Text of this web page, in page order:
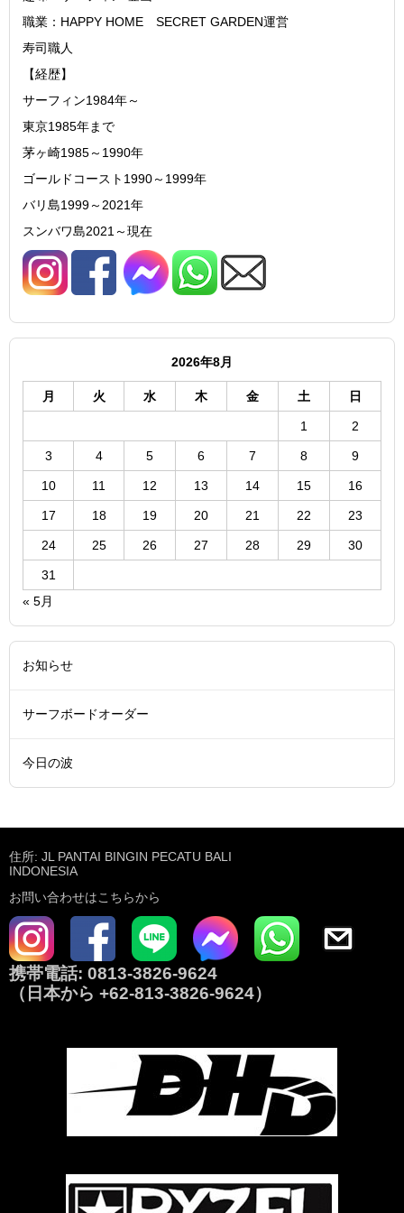
職業：HAPPY HOME SECRET GARDEN運営
寿司職人
【経歴】
サーフィン1984年～
東京1985年まで
茅ヶ崎1985～1990年
ゴールドコースト1990～1999年
バリ島1999～2021年
スンバワ島2021～現在
2026年8月
月 火 水 木 金 土 日
1 2
3 4 5 6 7 8 9
10 11 12 13 14 15 16
17 18 19 20 21 22 23
24 25 26 27 28 29 30
31
« 5月
お知らせ
サーフボードオーダー
今日の波
住所: JL PANTAI BINGIN PECATU BALI
INDONESIA
お問い合わせはこちらから
携帯電話: 0813-3826-9624
（日本から +62-813-3826-9624）